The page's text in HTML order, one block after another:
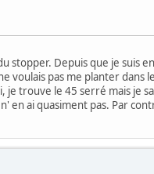
Depuis que je suis
pas me planter dans
trouve le 45 serré mais je
ai quasiment pas. Par